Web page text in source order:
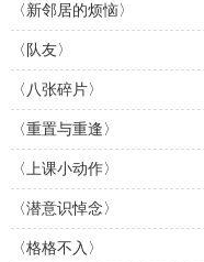
〈新邻居的烦恼〉
〈队友〉
〈八张碎片〉
〈重置与重逢〉
〈上课小动作〉
〈潜意识悼念〉
〈格格不入〉